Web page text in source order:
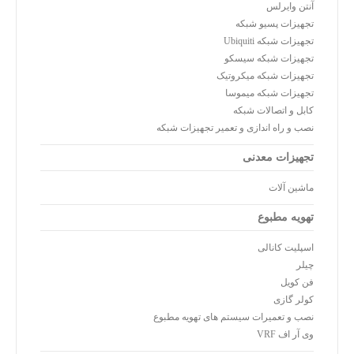
آنتن وایرلس
تجهیزات پسیو شبکه
تجهیزات شبکه Ubiquiti
تجهیزات شبکه سیسکو
تجهیزات شبکه میکروتیک
تجهیزات شبکه میموسا
کابل و اتصالات شبکه
نصب و راه اندازی و تعمیر تجهیزات شبکه
تجهیزات معدنی
ماشین آلات
تهویه مطبوع
اسپلیت کانالی
چیلر
فن کویل
کولر گازی
نصب و تعمیرات سیستم های تهویه مطبوع
وی آر اف VRF